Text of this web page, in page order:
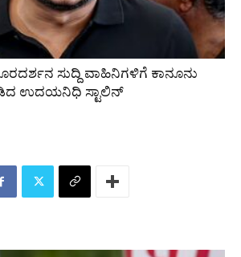
ಸುದ್ದಿ ವಾಹಿನಿಗಳಿಗೆ ಕಾನೂನು
ಉದಯನಿಧಿ ಸ್ಟಾಲಿನ್